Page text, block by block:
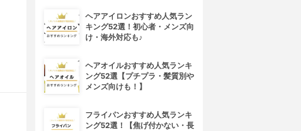
ヘアアイロンおすすめ人気ラン
キング52選！初心者・メンズ向
け・海外対応も♪
ヘアオイルおすすめ人気ランキ
ング52選【プチプラ・髪質別や
メンズ向けも！】
フライパンおすすめ人気ランキ
ング52選！【焦げ付かない・長